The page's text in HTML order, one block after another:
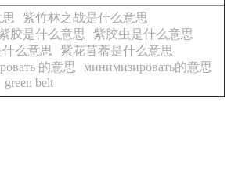
紫竹林之战是什么意思
胶是什么意思
紫胶虫是什么意思
么意思
紫花苜蓿是什么意思
的意思
минимизировать的意思
green belt